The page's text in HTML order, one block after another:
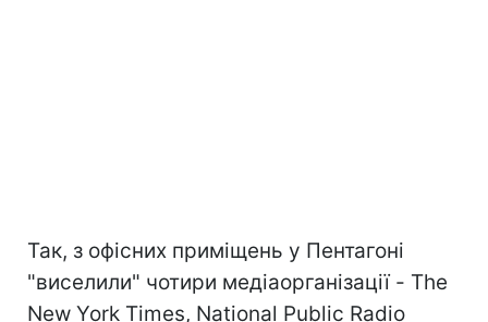
Так, з офісних приміщень у Пентагоні
"виселили" чотири медіаорганізації - The
New York Times, National Public Radio